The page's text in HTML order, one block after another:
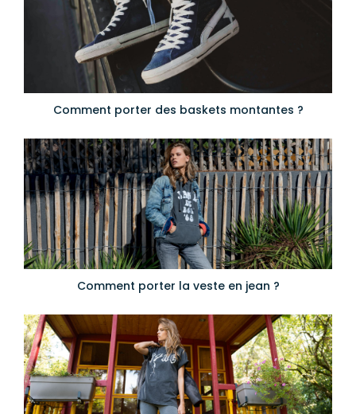
Comment porter des baskets montantes ?
Comment porter la veste en jean ?